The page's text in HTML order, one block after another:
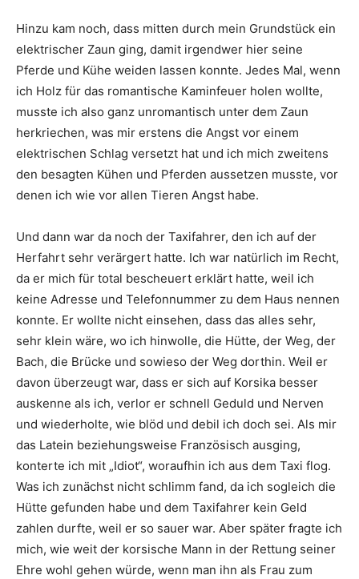
Hinzu kam noch, dass mitten durch mein Grundstück ein
elektrischer Zaun ging, damit irgendwer hier seine
Pferde und Kühe weiden lassen konnte. Jedes Mal, wenn
ich Holz für das romantische Kaminfeuer holen wollte,
musste ich also ganz unromantisch unter dem Zaun
herkriechen, was mir erstens die Angst vor einem
elektrischen Schlag versetzt hat und ich mich zweitens
den besagten Kühen und Pferden aussetzen musste, vor
denen ich wie vor allen Tieren Angst habe.
Und dann war da noch der Taxifahrer, den ich auf der
Herfahrt sehr verärgert hatte. Ich war natürlich im Recht,
da er mich für total bescheuert erklärt hatte, weil ich
keine Adresse und Telefonnummer zu dem Haus nennen
konnte. Er wollte nicht einsehen, dass das alles sehr,
sehr klein wäre, wo ich hinwolle, die Hütte, der Weg, der
Bach, die Brücke und sowieso der Weg dorthin. Weil er
davon überzeugt war, dass er sich auf Korsika besser
auskenne als ich, verlor er schnell Geduld und Nerven
und wiederholte, wie blöd und debil ich doch sei. Als mir
das Latein beziehungsweise Französisch ausging,
konterte ich mit „Idiot“, woraufhin ich aus dem Taxi flog.
Was ich zunächst nicht schlimm fand, da ich sogleich die
Hütte gefunden habe und dem Taxifahrer kein Geld
zahlen durfte, weil er so sauer war. Aber später fragte ich
mich, wie weit der korsische Mann in der Rettung seiner
Ehre wohl gehen würde, wenn man ihn als Frau zum